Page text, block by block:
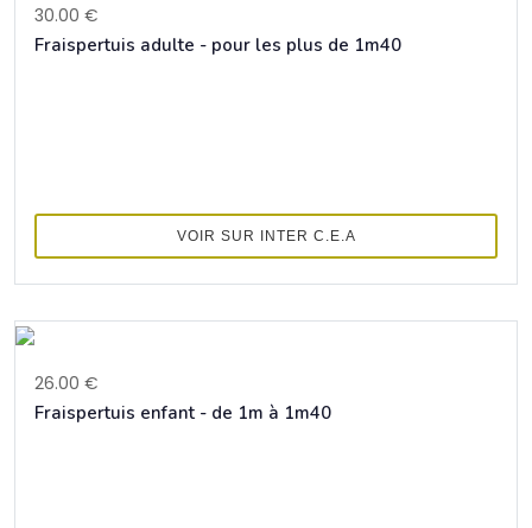
30.00 €
Fraispertuis adulte - pour les plus de 1m40
VOIR SUR INTER C.E.A
26.00 €
Fraispertuis enfant - de 1m à 1m40